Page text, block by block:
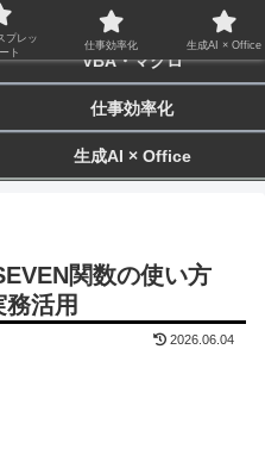
VBA・マクロ
仕事効率化
生成AI × Office
関数の使い方
務活用
2026.06.04
プレッ
ト
仕事効率化 生成AI × Office